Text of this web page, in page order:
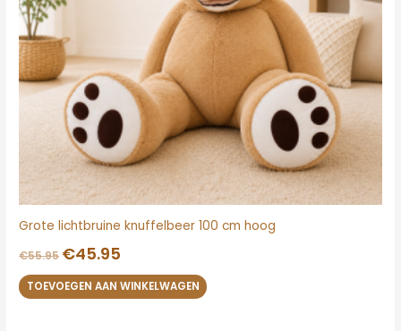
Grote lichtbruine knuffelbeer 100 cm hoog
€55.95 €45.95
TOEVOEGEN AAN WINKELWAGEN